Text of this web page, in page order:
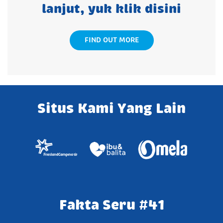
lanjut, yuk klik disini
FIND OUT MORE
Situs Kami Yang Lain
Fakta Seru #41